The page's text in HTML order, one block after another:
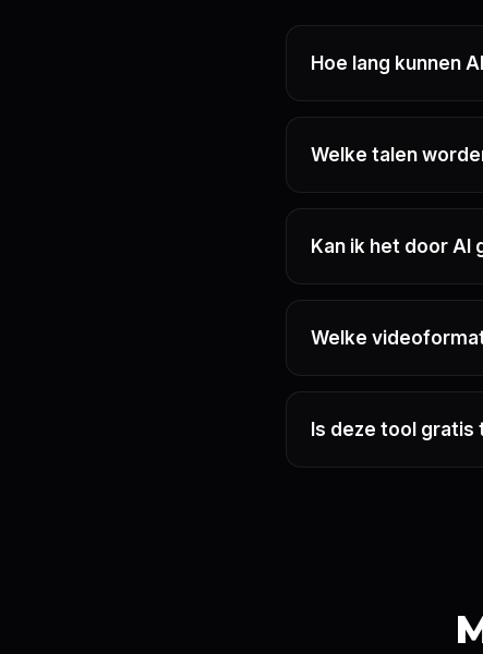
Hoe lang kunnen
Welke talen
Kan ik het door
Welke
Is deze tool gratis